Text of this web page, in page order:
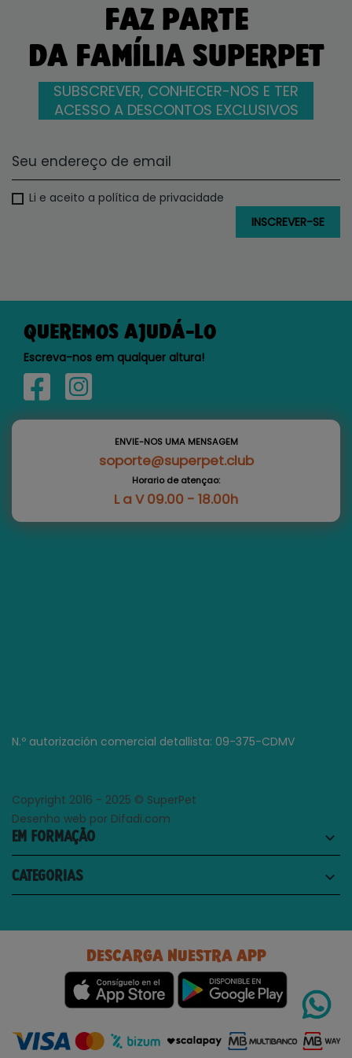
FAZ PARTE
DA FAMÍLIA SUPERPET
SUBSCREVER, CONHECER-NOS E TER
ACESSO A DESCONTOS EXCLUSIVOS
Li e aceito a política de privacidade
QUEREMOS AJUDÁ-LO
Escreva-nos em qualquer altura!
ENVIE-NOS UMA MENSAGEM
soporte@superpet.club
Horario de atençao:
L a V 09.00 - 18.00h
N.º autorización comercial detallista: 09-375-CDMV
Copyright 2016 - 2025 © SuperPet
Desenho web por Difadi.com
EM FORMAÇÃO keyboard_arrow_down
CATEGORIAS keyboard_arrow_down
DESCARGA NUESTRA APP